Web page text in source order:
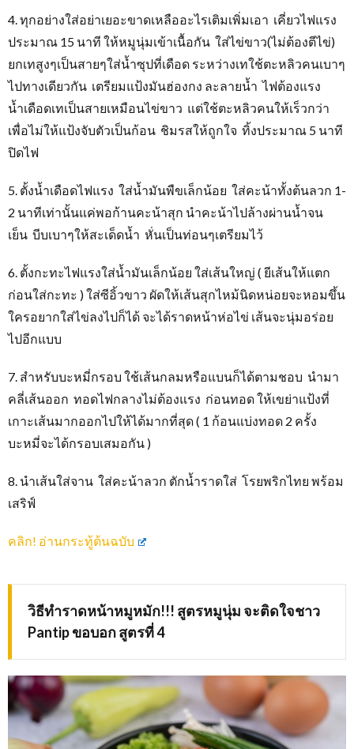
4. ทุกอย่างใส่อย่าเยอะขาดเหลืออะไรเติมเพิ่มเอา เคี่ยวไฟแรง
ประมาณ 15 นาที ให้หมูนุ่มเข้าเนื้อกัน ใส่ไข่ขาว(ไม่ต้องตีไข่)
ยกเทสูงๆเป็นสายๆใส่น้ำซุปที่เดือด ระหว่างเทใช้ตะหลิวคนเบาๆ
ไปทางเดียวกัน เตรียมแป้งมันฮ่องกง ละลายน้ำ ไฟต้องแรง
น้ำเดือดเทเป็นสายเหมือนไข่ขาว แต่ใช้ตะหลิวคนให้เร็วกว่า
เพื่อไม่ให้แป้งจับตัวเป็นก้อน ชิมรสให้ถูกใจ ทิ้งประมาณ 5 นาที
ปิดไฟ
5. ตั้งน้ำเดือดไฟแรง ใส่น้ำมันพืขเล็กน้อย ใส่คะน้าทั้งต้นลวก 1-
2 นาทีเท่านั้นแค่พอก้านคะน้าสุก นำคะน้าไปล้างผ่านน้ำจน
เย็น บีบเบาๆให้สะเด็ดน้ำ หั่นเป็นท่อนๆเตรียมไว้
6. ตั้งกะทะไฟแรงใส่น้ำมันเล็กน้อย ใส่เส้นใหญ่ ( ยีเส้นให้แตก
ก่อนใส่กะทะ ) ใส่ซีอิ้วขาว ผัดให้เส้นสุกไหม้นิดหน่อยจะหอมขึ้น
ใครอยากใส่ไข่ลงไปก็ได้ จะได้ราดหน้าห่อไข่ เส้นจะนุ่มอร่อย
ไปอีกแบบ
7. สำหรับบะหมี่กรอบ ใช้เส้นกลมหรือแบนก็ได้ตามชอบ นำมา
คลี่เส้นออก ทอดไฟกลางไม่ต้องแรง ก่อนทอด ให้เขย่าแป้งที่
เกาะเส้นมากออกไปให้ได้มากที่สุด ( 1 ก้อนแบ่งทอด 2 ครั้ง
บะหมี่จะได้กรอบเสมอกัน )
8. นำเส้นใส่จาน ใส่คะน้าลวก ตักน้ำราดใส่ โรยพริกไทย พร้อม
เสริฟ์
คลิก! อ่านกระทู้ต้นฉบับ
วิธีทำราดหน้าหมูหมัก!!! สูตรหมูนุ่ม จะติดใจชาว
Pantip ขอบอก สูตรที่ 4